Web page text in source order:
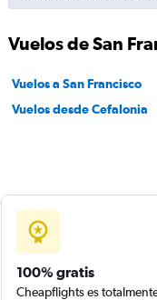
Vuelos de San
Vuelos a San Francisco
Vuelos desde Cefalonia
100% gratis
Cheapflights es